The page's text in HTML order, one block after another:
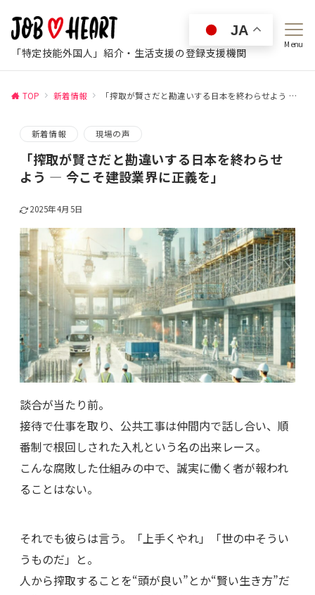
「特定技能外国人」紹介・生活支援の登録支援機関
Menu
TOP 新着情報 「搾取が賢さだと勘違いする日本を終わらせよう ― 今こそ建設業界に正義を」
新着情報 現場の声
「搾取が賢さだと勘違いする日本を終わらせ
よう ― 今こそ建設業界に正義を」
2025年4月5日
談合が当たり前。
接待で仕事を取り、公共工事は仲間内で話し合い、順
番制で根回しされた入札という名の出来レース。
こんな腐敗した仕組みの中で、誠実に働く者が報われ
ることはない。
それでも彼らは言う。「上手くやれ」「世の中そうい
うものだ」と。
人から搾取することを“頭が良い”とか“賢い生き方”だ
JA